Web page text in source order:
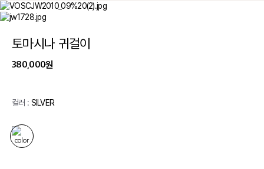
토마시나 귀걸이
380,000원
컬러 : SILVER